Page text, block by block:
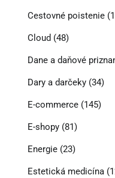
Cestovné poistenie
Cloud (48)
Dane a daňové
Dary a darčeky(34)
E-commerce(145)
E-shopy(81)
Energie(23)
Estetická medicína